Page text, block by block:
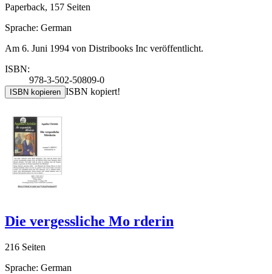
Paperback, 157 Seiten
Sprache: German
Am 6. Juni 1994 von Distribooks Inc veröffentlicht.
ISBN:
978-3-502-50809-0
ISBN kopieren ISBN kopiert!
Die vergessliche Mo rderin
216 Seiten
Sprache: German